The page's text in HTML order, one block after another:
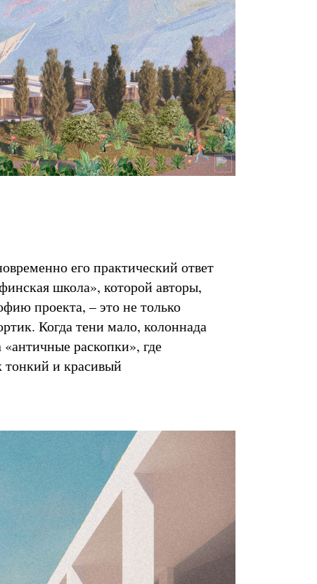
его практический ответ
школа», которой авторы,
проекта, – это не только
Когда тени мало, колоннада
раскопки», где
и красивый